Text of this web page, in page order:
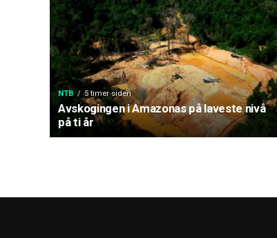
NTB 5 timer siden
Avskogingen i Amazonas på laveste nivå
på ti år